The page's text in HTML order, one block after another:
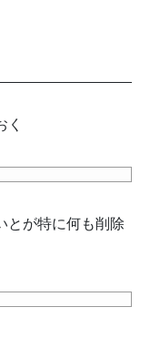
く
とが特に何も削除